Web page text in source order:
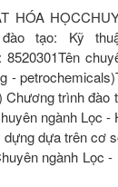
HÓA
tạo: Kỹ
8520301Tên
-
Chương trình đào
ngành Lọc -
dựa trên cơ
ngành Lọc